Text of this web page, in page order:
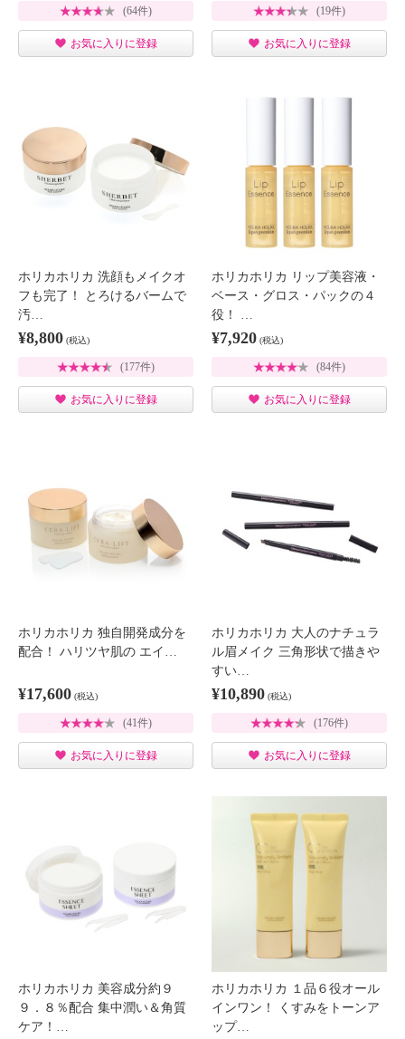
(64件)
お気に入りに登録
(19件)
お気に入りに登録
ホリカホリカ 洗顔もメイクオ
フも完了！ とろけるバームで
汚…
¥8,800 (税込)
(177件)
お気に入りに登録
ホリカホリカ リップ美容液・
ベース・グロス・パックの４
役！ …
¥7,920 (税込)
(84件)
お気に入りに登録
ホリカホリカ 独自開発成分を
配合！ ハリツヤ肌の エイ…
¥17,600 (税込)
(41件)
お気に入りに登録
ホリカホリカ 大人のナチュラ
ル眉メイク 三角形状で描きや
すい…
¥10,890 (税込)
(176件)
お気に入りに登録
ホリカホリカ 美容成分約９
９．８％配合 集中潤い＆角質
ケア！…
ホリカホリカ １品６役オール
インワン！ くすみをトーンア
ップ…